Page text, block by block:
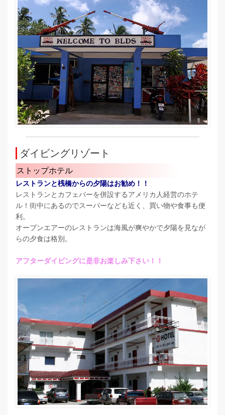
ダイビングリゾート
ストップホテル
レストランと桟橋からの夕陽はお勧め！！
レストランとカフェバーを併設するアメリカ人経営のホテ
ル！街中にあるのでスーパーなども近く、買い物や食事も便
利。
オープンエアーのレストランは海風が爽やかで夕陽を見なが
らの夕食は格別。
アフターダイビングに是非お楽しみ下さい！！